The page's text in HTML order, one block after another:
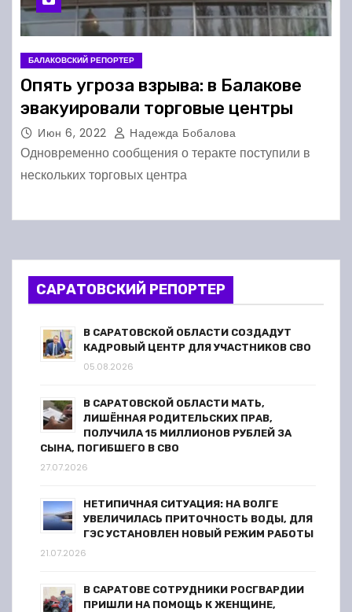
БАЛАКОВСКИЙ РЕПОРТЕР
Опять угроза взрыва: в Балакове
эвакуировали торговые центры
Июн 6, 2022 Надежда Бобалова
Одновременно сообщения о теракте поступили в
нескольких торговых центра
САРАТОВСКИЙ РЕПОРТЕР
В САРАТОВСКОЙ ОБЛАСТИ СОЗДАДУТ
КАДРОВЫЙ ЦЕНТР ДЛЯ УЧАСТНИКОВ СВО
05.08.2026
В САРАТОВСКОЙ ОБЛАСТИ МАТЬ,
ЛИШЁННАЯ РОДИТЕЛЬСКИХ ПРАВ,
ПОЛУЧИЛА 15 МИЛЛИОНОВ РУБЛЕЙ ЗА
СЫНА, ПОГИБШЕГО В СВО
27.07.2026
НЕТИПИЧНАЯ СИТУАЦИЯ: НА ВОЛГЕ
УВЕЛИЧИЛАСЬ ПРИТОЧНОСТЬ ВОДЫ, ДЛЯ
ГЭС УСТАНОВЛЕН НОВЫЙ РЕЖИМ РАБОТЫ
21.07.2026
В САРАТОВЕ СОТРУДНИКИ РОСГВАРДИИ
ПРИШЛИ НА ПОМОЩЬ К ЖЕНЩИНЕ,